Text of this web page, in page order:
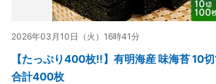
2026年03月10日（火）16時41分
【たっぷり400枚‼️】有明海産 味海苔 10
合計400枚